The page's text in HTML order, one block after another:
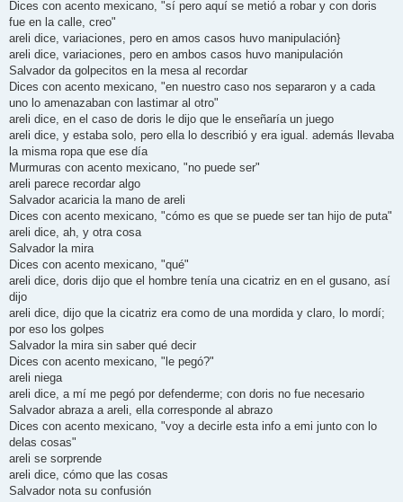
Dices con acento mexicano, "sí pero aquí se metió a robar y con doris
fue en la calle, creo"
areli dice, variaciones, pero en amos casos huvo manipulación}
areli dice, variaciones, pero en ambos casos huvo manipulación
Salvador da golpecitos en la mesa al recordar
Dices con acento mexicano, "en nuestro caso nos separaron y a cada
uno lo amenazaban con lastimar al otro"
areli dice, en el caso de doris le dijo que le enseñaría un juego
areli dice, y estaba solo, pero ella lo describió y era igual. además llevaba
la misma ropa que ese día
Murmuras con acento mexicano, "no puede ser"
areli parece recordar algo
Salvador acaricia la mano de areli
Dices con acento mexicano, "cómo es que se puede ser tan hijo de puta"
areli dice, ah, y otra cosa
Salvador la mira
Dices con acento mexicano, "qué"
areli dice, doris dijo que el hombre tenía una cicatriz en en el gusano, así
dijo
areli dice, dijo que la cicatriz era como de una mordida y claro, lo mordí;
por eso los golpes
Salvador la mira sin saber qué decir
Dices con acento mexicano, "le pegó?"
areli niega
areli dice, a mí me pegó por defenderme; con doris no fue necesario
Salvador abraza a areli, ella corresponde al abrazo
Dices con acento mexicano, "voy a decirle esta info a emi junto con lo
delas cosas"
areli se sorprende
areli dice, cómo que las cosas
Salvador nota su confusión